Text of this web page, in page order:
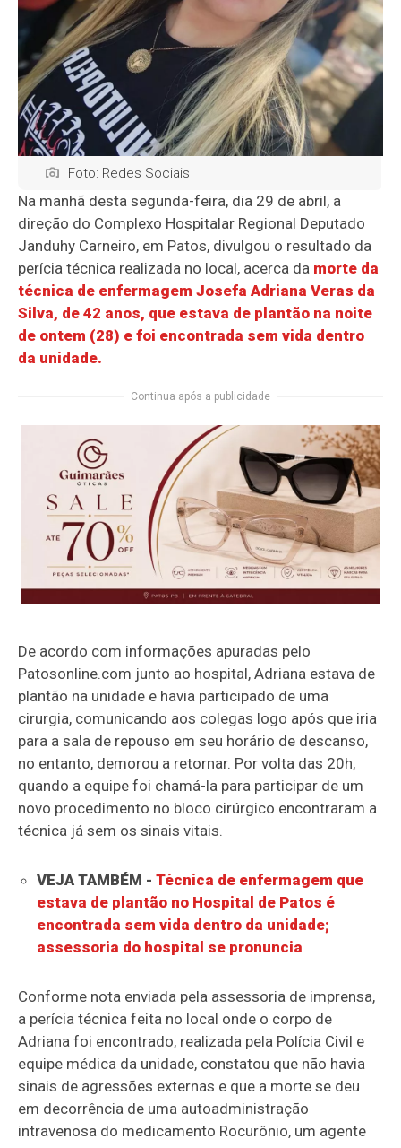
Foto: Redes Sociais
Na manhã desta segunda-feira, dia 29 de abril, a
direção do Complexo Hospitalar Regional Deputado
Janduhy Carneiro, em Patos, divulgou o resultado da
perícia técnica realizada no local, acerca da morte da
técnica de enfermagem Josefa Adriana Veras da
Silva, de 42 anos, que estava de plantão na noite
de ontem (28) e foi encontrada sem vida dentro
da unidade.
Continua após a publicidade
De acordo com informações apuradas pelo
Patosonline.com junto ao hospital, Adriana estava de
plantão na unidade e havia participado de uma
cirurgia, comunicando aos colegas logo após que iria
para a sala de repouso em seu horário de descanso,
no entanto, demorou a retornar. Por volta das 20h,
quando a equipe foi chamá-la para participar de um
novo procedimento no bloco cirúrgico encontraram a
técnica já sem os sinais vitais.
VEJA TAMBÉM - Técnica de enfermagem que
estava de plantão no Hospital de Patos é
encontrada sem vida dentro da unidade;
assessoria do hospital se pronuncia
Conforme nota enviada pela assessoria de imprensa,
a perícia técnica feita no local onde o corpo de
Adriana foi encontrado, realizada pela Polícia Civil e
equipe médica da unidade, constatou que não havia
sinais de agressões externas e que a morte se deu
em decorrência de uma autoadministração
intravenosa do medicamento Rocurônio, um agente